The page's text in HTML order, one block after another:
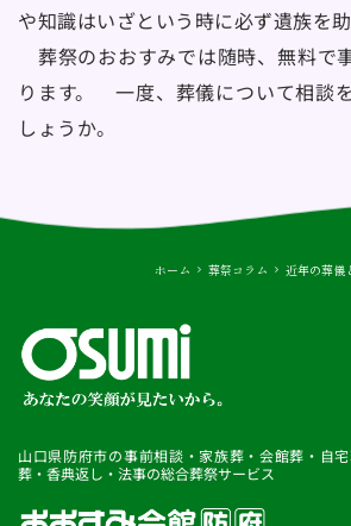
や知識はいざという時に必ず遺族を助
葬祭のおおすみでは随時、無料で
ります。　一度、葬儀について相談
しょうか。
ホーム 葬祭コラム 近年の葬儀
山口県防府市の事前相談・家族葬・会館葬・自
葬・香典返し・法事の総合葬祭サービス